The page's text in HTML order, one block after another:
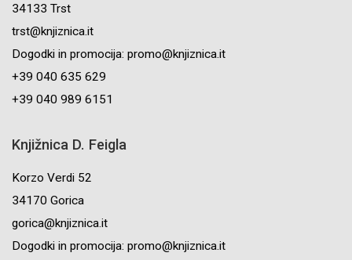
34133 Trst
trst@knjiznica.it
Dogodki in promocija: promo@knjiznica.it
+39 040 635 629
+39 040 989 6151
Knjižnica D. Feigla
Korzo Verdi 52
34170 Gorica
gorica@knjiznica.it
Dogodki in promocija: promo@knjiznica.it